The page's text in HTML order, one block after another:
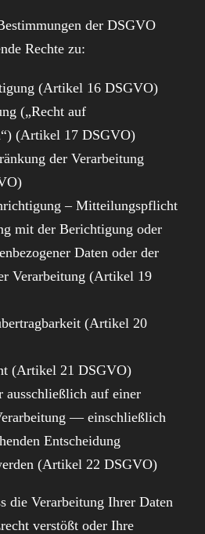
der DSGVO
Rechte zu:
(Artikel 16 DSGVO)
(„Recht auf
(Artikel 17 DSGVO)
der Verarbeitung
– Mitteilungspflicht
mit der Berichtigung oder
Daten oder der
Verarbeitung (Artikel 19
(Artikel 20
(Artikel 21 DSGVO)
ausschließlich auf einer
— einschließlich
Entscheidung
(Artikel 22 DSGVO)
die Verarbeitung Ihrer Daten
verstößt oder Ihre